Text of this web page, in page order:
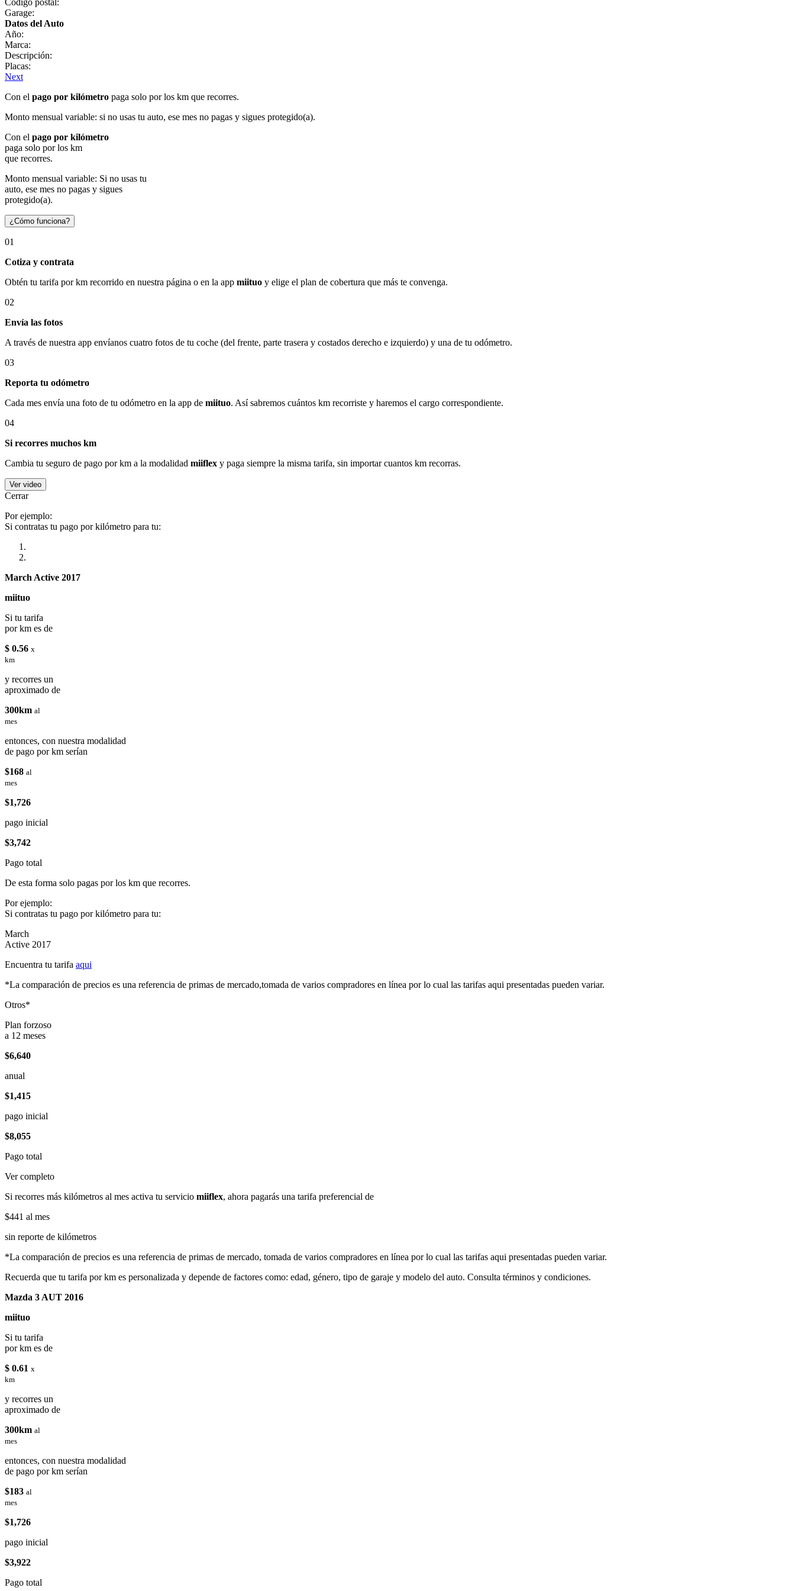
Garage:
Datos del Auto
Año:
Marca:
Descripción:
Placas:
Next
Con el pago por kilómetro paga solo por los km que recorres.
Monto mensual variable: si no usas tu auto, ese mes no pagas y sigues protegido(a).
Con el pago por kilómetro
paga solo por los km
que recorres.
Monto mensual variable: Si no usas tu
auto, ese mes no pagas y sigues
protegido(a).
¿Cómo funciona?
01
Cotiza y contrata
Obtén tu tarifa por km recorrido en nuestra página o en la app miituo y elige el plan de cobertura que más te convenga.
02
Envía las fotos
A través de nuestra app envíanos cuatro fotos de tu coche (del frente, parte trasera y costados derecho e izquierdo) y una de tu odómetro.
03
Reporta tu odómetro
Cada mes envía una foto de tu odómetro en la app de miituo. Así sabremos cuántos km recorriste y haremos el cargo correspondiente.
04
Si recorres muchos km
Cambia tu seguro de pago por km a la modalidad miiflex y paga siempre la misma tarifa, sin importar cuantos km recorras.
Ver video
Cerrar
Por ejemplo:
Si contratas tu pago por kilómetro para tu:
March Active 2017
miituo
Si tu tarifa
por km es de
$ 0.56 x
km
y recorres un
aproximado de
300km al
mes
entonces, con nuestra modalidad
de pago por km serían
$168 al
mes
$1,726
pago inicial
$3,742
Pago total
De esta forma solo pagas por los km que recorres.
Por ejemplo:
Si contratas tu pago por kilómetro para tu:
March
Active 2017
Encuentra tu tarifa aqui
*La comparación de precios es una referencia de primas de mercado,tomada de varios compradores en línea por lo cual las tarifas aqui presentadas pueden variar.
Otros*
Plan forzoso
a 12 meses
$6,640
anual
$1,415
pago inicial
$8,055
Pago total
Ver completo
Si recorres más kilómetros al mes activa tu servicio miiflex, ahora pagarás una tarifa preferencial de
$441 al mes
sin reporte de kilómetros
*La comparación de precios es una referencia de primas de mercado, tomada de varios compradores en línea por lo cual las tarifas aqui presentadas pueden variar.
Recuerda que tu tarifa por km es personalizada y depende de factores como: edad, género, tipo de garaje y modelo del auto. Consulta términos y condiciones.
Mazda 3 AUT 2016
miituo
Si tu tarifa
por km es de
$ 0.61 x
km
y recorres un
aproximado de
300km al
mes
entonces, con nuestra modalidad
de pago por km serían
$183 al
mes
$1,726
pago inicial
$3,922
Pago total